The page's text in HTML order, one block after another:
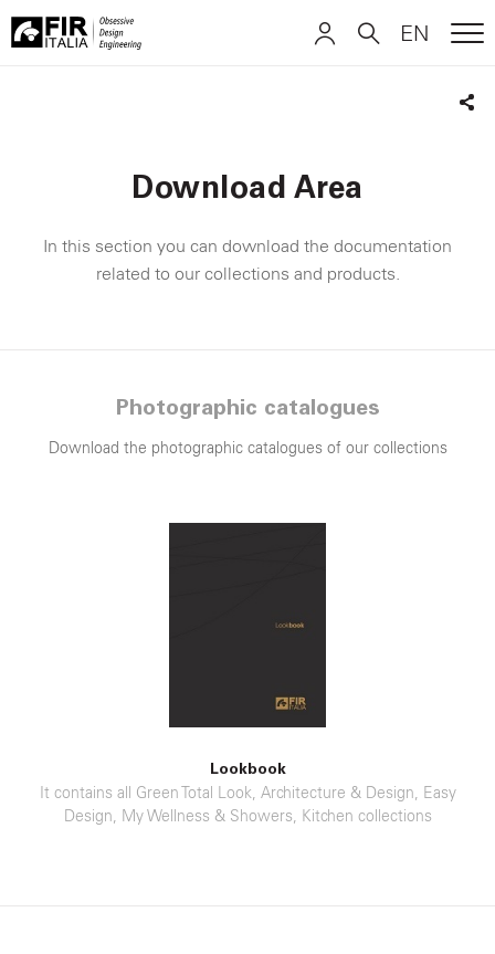
EN
Download Area
In this section you can download the documentation
related to our collections and products.
Photographic catalogues
Download the photographic catalogues of our collections
Lookbook
It contains all Green Total Look, Architecture & Design, Easy
Design, My Wellness & Showers, Kitchen collections
DEUTSCH
DEUTSCH